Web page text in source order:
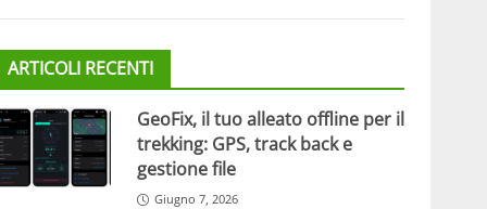
ARTICOLI RECENTI
GeoFix, il tuo alleato offline per il
trekking: GPS, track back e
gestione file
Giugno 7, 2026